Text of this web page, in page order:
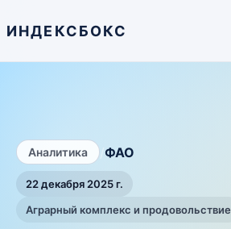
ИНДЕКСБОКС
Аналитика ФАО
22 декабря 2025 г.
Аграрный комплекс и продовольствие